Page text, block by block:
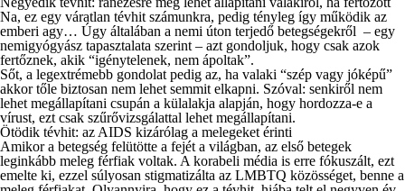
Na, ez egy váratlan tévhit számunkra, pedig tényleg így működik az
emberi agy… Úgy általában a nemi úton terjedő betegségekről – egy
nemigyógyász tapasztalata szerint – azt gondoljuk, hogy csak azok
fertőznek, akik “igénytelenek, nem ápoltak”.
Sőt, a legextrémebb gondolat pedig az, ha valaki “szép vagy jóképű”
akkor tőle biztosan nem lehet semmit elkapni. Szóval: senkiről nem
lehet megállapítani csupán a külalakja alapján, hogy hordozza-e a
vírust, ezt csak szűrővizsgálattal lehet megállapítani.
Ötödik tévhit: az AIDS kizárólag a melegeket érinti
Amikor a betegség felütötte a fejét a világban, az első betegek
leginkább meleg férfiak voltak. A korabeli média is erre fókuszált, ezt
emelte ki, ezzel súlyosan stigmatizálta az LMBTQ közösséget, benne a